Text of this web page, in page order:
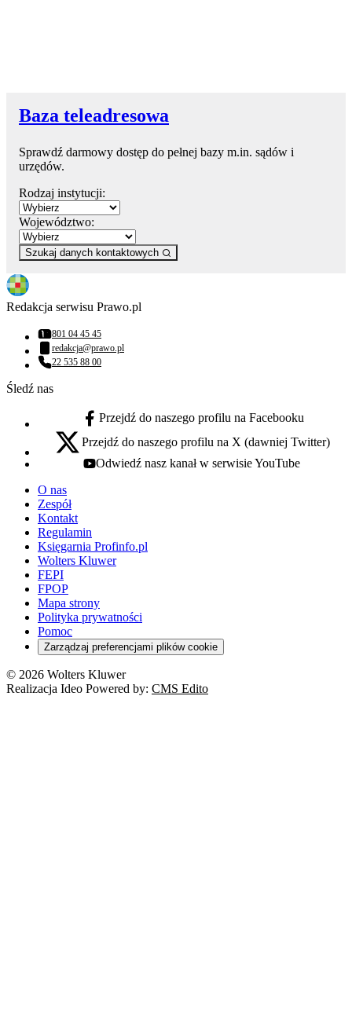
Baza teleadresowa
Sprawdź darmowy dostęp do pełnej bazy m.in. sądów i
urzędów.
Rodzaj instytucji:
Województwo:
Szukaj danych kontaktowych
Redakcja serwisu Prawo.pl
Numer telefonu:
801 04 45 45
Adres email:
redakcja@prawo.pl
Numer telefonu:
22 535 88 00
Śledź nas
facebook - otwiera się w nowej karcie
Przejdź do naszego profilu na Facebooku
x - otwiera się w nowej karcie
Przejdź do naszego profilu na X (dawniej Twitter)
youtube - otwiera się w nowej karcie
Odwiedź nasz kanał w serwisie YouTube
O nas
Zespół
Kontakt
Regulamin
Księgarnia Profinfo.pl
Wolters Kluwer
FEPI
FPOP
Mapa strony
Polityka prywatności
Pomoc
Zarządzaj preferencjami plików cookie
© 2026 Wolters Kluwer
Realizacja Ideo Powered by: CMS Edito